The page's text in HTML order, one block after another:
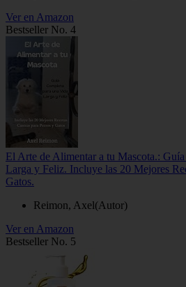
Ver en Amazon
Bestseller No. 4
El Arte de Alimentar a tu Mascota.:
Larga y Feliz. Incluye las 20 Mejores
Gatos.
Reimon, Axel(Autor)
Ver en Amazon
Bestseller No. 5